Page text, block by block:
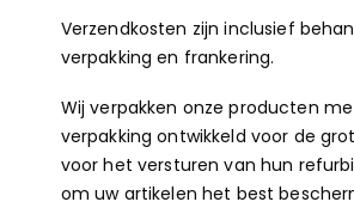
Verzendkosten zijn inclusief
verpakking en frankering.
Wij verpakken onze producten
verpakking ontwikkeld voor de
voor het versturen van hun
om uw artikelen het best